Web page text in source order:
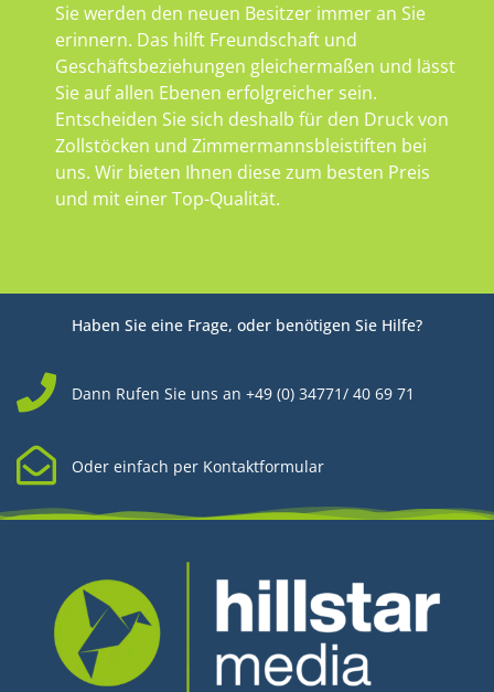
Sie werden den neuen Besitzer immer an Sie
erinnern. Das hilft Freundschaft und
Geschäftsbeziehungen gleichermaßen und lässt
Sie auf allen Ebenen erfolgreicher sein.
Entscheiden Sie sich deshalb für den Druck von
Zollstöcken und Zimmermannsbleistiften bei
uns. Wir bieten Ihnen diese zum besten Preis
und mit einer Top-Qualität.
Haben Sie eine Frage, oder benötigen Sie Hilfe?
Dann Rufen Sie uns an +49 (0) 34771/ 40 69 71
Oder einfach per Kontaktformular